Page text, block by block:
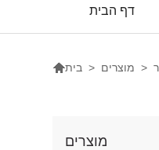
דף הבית
בית > מוצרים >
מוצרים